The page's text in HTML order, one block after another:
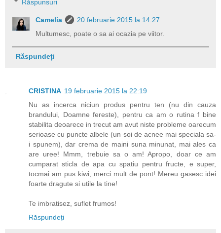
Răspunsuri
Camelia
20 februarie 2015 la 14:27
Multumesc, poate o sa ai ocazia pe viitor.
Răspundeți
CRISTINA 19 februarie 2015 la 22:19
Nu as incerca niciun produs pentru ten (nu din cauza
brandului, Doamne fereste), pentru ca am o rutina f bine
stabilita deoarece in trecut am avut niste probleme oarecum
serioase cu puncte albele (un soi de acnee mai speciala sa-
i spunem), dar crema de maini suna minunat, mai ales ca
are uree! Mmm, trebuie sa o am! Apropo, doar ce am
cumparat sticla de apa cu spatiu pentru fructe, e super,
tocmai am pus kiwi, merci mult de pont! Mereu gasesc idei
foarte dragute si utile la tine!
Te imbratisez, suflet frumos!
Răspundeți